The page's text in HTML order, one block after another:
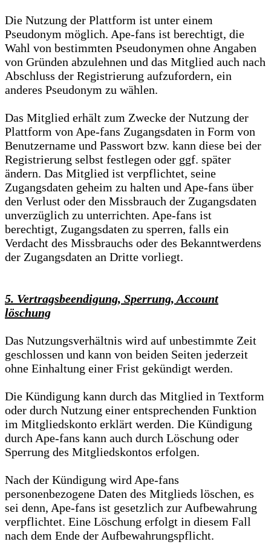
Die Nutzung der Plattform ist unter einem
Pseudonym möglich. Ape-fans ist berechtigt, die
Wahl von bestimmten Pseudonymen ohne Angaben
von Gründen abzulehnen und das Mitglied auch nach
Abschluss der Registrierung aufzufordern, ein
anderes Pseudonym zu wählen.
Das Mitglied erhält zum Zwecke der Nutzung der
Plattform von Ape-fans Zugangsdaten in Form von
Benutzername und Passwort bzw. kann diese bei der
Registrierung selbst festlegen oder ggf. später
ändern. Das Mitglied ist verpflichtet, seine
Zugangsdaten geheim zu halten und Ape-fans über
den Verlust oder den Missbrauch der Zugangsdaten
unverzüglich zu unterrichten. Ape-fans ist
berechtigt, Zugangsdaten zu sperren, falls ein
Verdacht des Missbrauchs oder des Bekanntwerdens
der Zugangsdaten an Dritte vorliegt.
5. Vertragsbeendigung, Sperrung, Account
löschung
Das Nutzungsverhältnis wird auf unbestimmte Zeit
geschlossen und kann von beiden Seiten jederzeit
ohne Einhaltung einer Frist gekündigt werden.
Die Kündigung kann durch das Mitglied in Textform
oder durch Nutzung einer entsprechenden Funktion
im Mitgliedskonto erklärt werden. Die Kündigung
durch Ape-fans kann auch durch Löschung oder
Sperrung des Mitgliedskontos erfolgen.
Nach der Kündigung wird Ape-fans
personenbezogene Daten des Mitglieds löschen, es
sei denn, Ape-fans ist gesetzlich zur Aufbewahrung
verpflichtet. Eine Löschung erfolgt in diesem Fall
nach dem Ende der Aufbewahrungspflicht.